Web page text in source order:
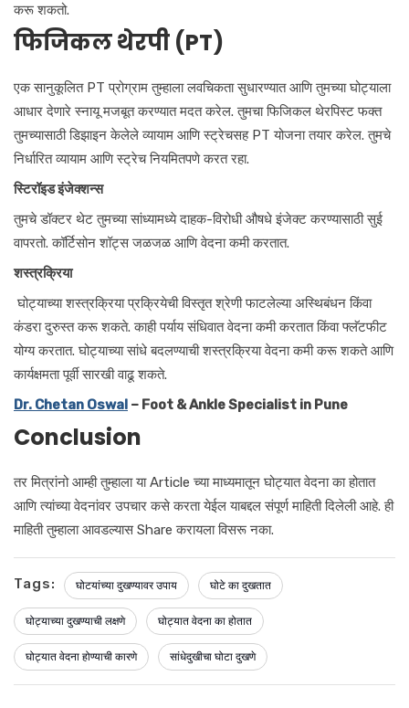
करू शकतो.
फिजिकल थेरपी (PT)
एक सानुकूलित PT प्रोग्राम तुम्हाला लवचिकता सुधारण्यात आणि तुमच्या घोट्याला
आधार देणारे स्नायू मजबूत करण्यात मदत करेल. तुमचा फिजिकल थेरपिस्ट फक्त
तुमच्यासाठी डिझाइन केलेले व्यायाम आणि स्ट्रेचसह PT योजना तयार करेल. तुमचे
निर्धारित व्यायाम आणि स्ट्रेच नियमितपणे करत रहा.
स्टिरॉइड इंजेक्शन्स
तुमचे डॉक्टर थेट तुमच्या सांध्यामध्ये दाहक-विरोधी औषधे इंजेक्ट करण्यासाठी सुई
वापरतो. कॉर्टिसोन शॉट्स जळजळ आणि वेदना कमी करतात.
शस्त्रक्रिया
घोट्याच्या शस्त्रक्रिया प्रक्रियेची विस्तृत श्रेणी फाटलेल्या अस्थिबंधन किंवा
कंडरा दुरुस्त करू शकते. काही पर्याय संधिवात वेदना कमी करतात किंवा फ्लॅटफीट
योग्य करतात. घोट्याच्या सांधे बदलण्याची शस्त्रक्रिया वेदना कमी करू शकते आणि
कार्यक्षमता पूर्वी सारखी वाढू शकते.
Dr. Chetan Oswal – Foot & Ankle Specialist in Pune
Conclusion
तर मित्रांनो आम्ही तुम्हाला या Article च्या माध्यमातून घोट्यात वेदना का होतात
आणि त्यांच्या वेदनांवर उपचार कसे करता येईल याबद्दल संपूर्ण माहिती दिलेली आहे. ही
माहिती तुम्हाला आवडल्यास Share करायला विसरू नका.
Tags: घोटयांच्या दुखण्यावर उपाय घोटे का दुखतात
घोट्याच्या दुखण्याची लक्षणे घोट्यात वेदना का होतात
घोट्यात वेदना होण्याची कारणे सांधेदुखीचा घोटा दुखणे